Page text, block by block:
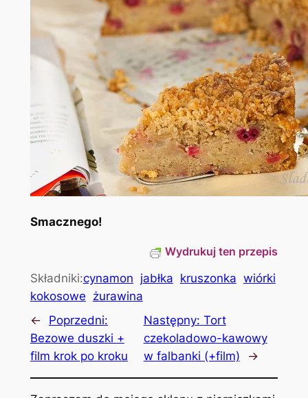
Smacznego!
Wydrukuj ten przepis
Składniki:cynamon jabłka kruszonka wiórki
kokosowe żurawina
←
Poprzedni:
Bezowe duszki +
film krok po kroku
Następny: Tort
czekoladowo-kawowy
w falbanki (+film)
→